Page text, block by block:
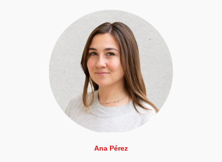
Ana Pérez